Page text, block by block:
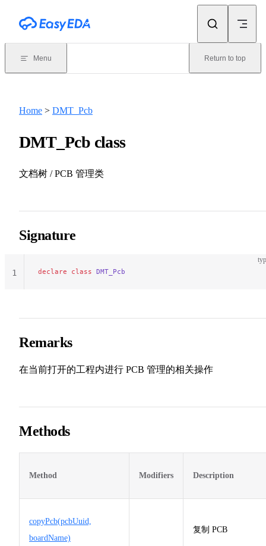
Menu Return to top
Home > DMT_Pcb
DMT_Pcb class
文档树 / PCB 管理类
Signature
declare class DMT_Pcb
1
Remarks
在当前打开的工程内进行 PCB 管理的相关操作
Methods
Method Modifiers Description
copyPcb(pcbUuid,
boardName)
复制 PCB